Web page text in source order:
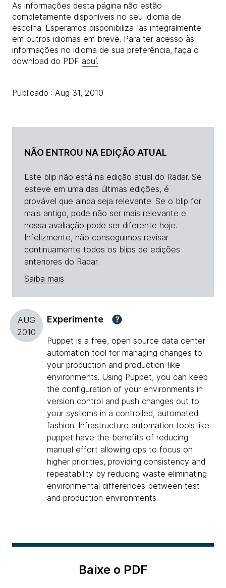
As informações desta página não estão
completamente disponíveis no seu idioma de
escolha. Esperamos disponibiliza-las integralmente
em outros idiomas em breve. Para ter acesso às
informações no idioma de sua preferência, faça o
download do PDF aquí.
Publicado : Aug 31, 2010
NÃO ENTROU NA EDIÇÃO ATUAL
Este blip não está na edição atual do Radar. Se
esteve em uma das últimas edições, é
provável que ainda seja relevante. Se o blip for
mais antigo, pode não ser mais relevante e
nossa avaliação pode ser diferente hoje.
Infelizmente, não conseguimos revisar
continuamente todos os blips de edições
anteriores do Radar.
Saiba mais
AUG
2010
Experimente ?
Puppet is a free, open source data center
automation tool for managing changes to
your production and production-like
environments. Using Puppet, you can keep
the configuration of your environments in
version control and push changes out to
your systems in a controlled, automated
fashion. Infrastructure automation tools like
puppet have the benefits of reducing
manual effort allowing ops to focus on
higher priorities, providing consistency and
repeatability by reducing waste eliminating
environmental differences between test
and production environments.
Baixe o PDF